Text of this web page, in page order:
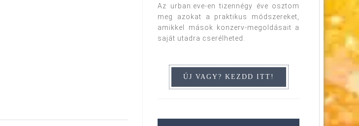
Az urban:eve-en tizennégy éve osztom
meg azokat a praktikus módszereket,
amikkel mások konzerv-megoldásait a
saját utadra cserélheted.